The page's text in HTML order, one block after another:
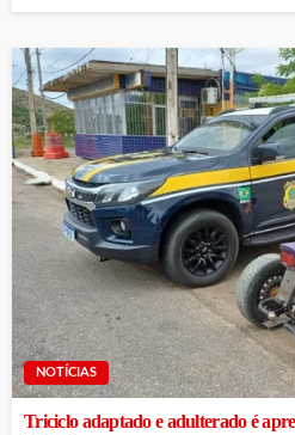
NOTÍCIAS
Triciclo adaptado e adulterado é